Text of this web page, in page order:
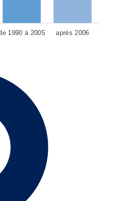
1990 à 2005 après 2006